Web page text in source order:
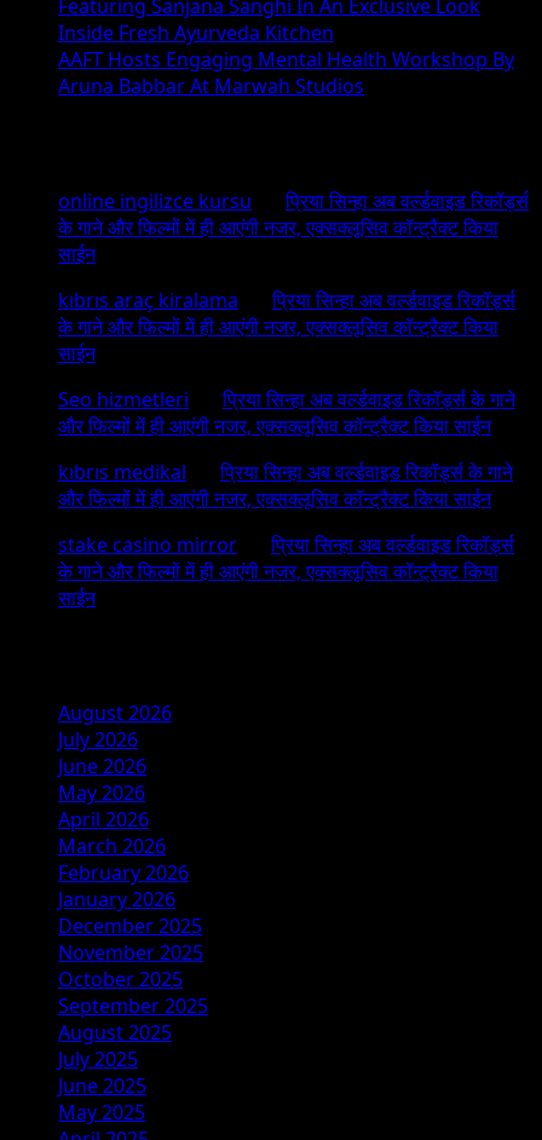
Featuring Sanjana Sanghi In An Exclusive Look
Inside Fresh Ayurveda Kitchen
AAFT Hosts Engaging Mental Health Workshop By
Aruna Babbar At Marwah Studios
online ingilizce kursu onप्रिया सिन्हा अब वर्ल्डवाइड रिकॉर्ड्स
के गाने और फिल्मों में ही आएंगी नजर, एक्सक्लूसिव कॉन्ट्रैक्ट किया
साईन
kıbrıs araç kiralama onप्रिया सिन्हा अब वर्ल्डवाइड रिकॉर्ड्स
के गाने और फिल्मों में ही आएंगी नजर, एक्सक्लूसिव कॉन्ट्रैक्ट किया
साईन
Seo hizmetleri onप्रिया सिन्हा अब वर्ल्डवाइड रिकॉर्ड्स के गाने
और फिल्मों में ही आएंगी नजर, एक्सक्लूसिव कॉन्ट्रैक्ट किया साईन
kıbrıs medikal onप्रिया सिन्हा अब वर्ल्डवाइड रिकॉर्ड्स के गाने
और फिल्मों में ही आएंगी नजर, एक्सक्लूसिव कॉन्ट्रैक्ट किया साईन
stake casino mirror onप्रिया सिन्हा अब वर्ल्डवाइड रिकॉर्ड्स
के गाने और फिल्मों में ही आएंगी नजर, एक्सक्लूसिव कॉन्ट्रैक्ट किया
साईन
August 2026
July 2026
June 2026
May 2026
April 2026
March 2026
February 2026
January 2026
December 2025
November 2025
October 2025
September 2025
August 2025
July 2025
June 2025
May 2025